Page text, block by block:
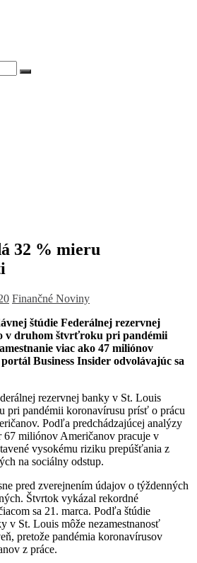
32 % mieru
Finančné Noviny
štúdie Federálnej rezervnej
v druhom štvrťroku pri pandémii
viac ako 47 miliónov
Business Insider odvolávajúc sa
rezervnej banky v St. Louis
pri pandémii koronavírusu prísť o prácu
Podľa predchádzajúcej analýzy
67 miliónov Američanov pracuje v
vysokému riziku prepúšťania z
na sociálny odstup.
pred zverejnením údajov o týždenných
Štvrtok vykázal rekordné
sa 21. marca. Podľa štúdie
v St. Louis môže nezamestnanosť
pretože pandémia koronavírusov
z práce.